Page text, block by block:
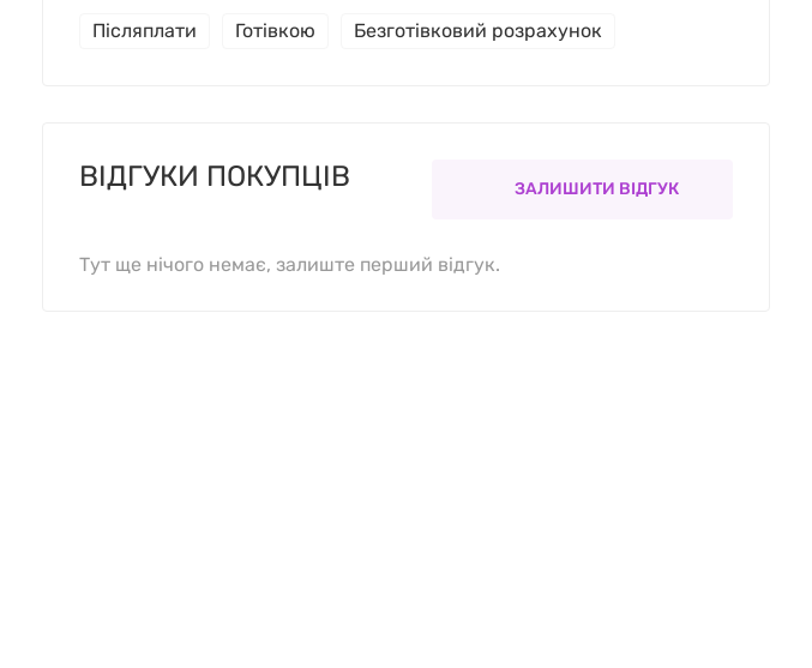
Післяплати Готівкою Безготівковий розрахунок
ВІДГУКИ ПОКУПЦІВ ЗАЛИШИТИ ВІДГУК
Тут ще нічого немає, залиште перший відгук.